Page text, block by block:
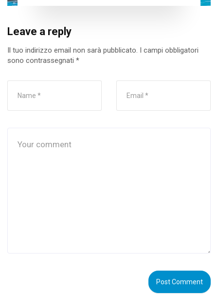
Leave a reply
Il tuo indirizzo email non sarà pubblicato. I campi obbligatori
sono contrassegnati *